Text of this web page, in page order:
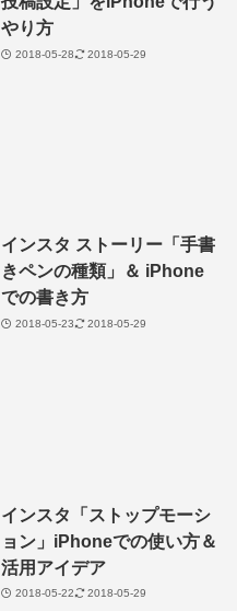
やり方
2018-05-28 2018-05-29
インスタ ストーリー「手書
きペンの種類」＆ iPhone
での書き方
2018-05-23 2018-05-29
インスタ「ストップモーシ
ョン」iPhoneでの使い方＆
活用アイデア
2018-05-22 2018-05-29